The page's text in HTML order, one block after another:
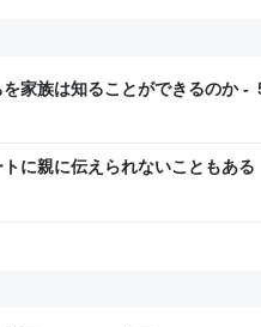
家族は知ることができるのか -
に親に伝えられないこともあ